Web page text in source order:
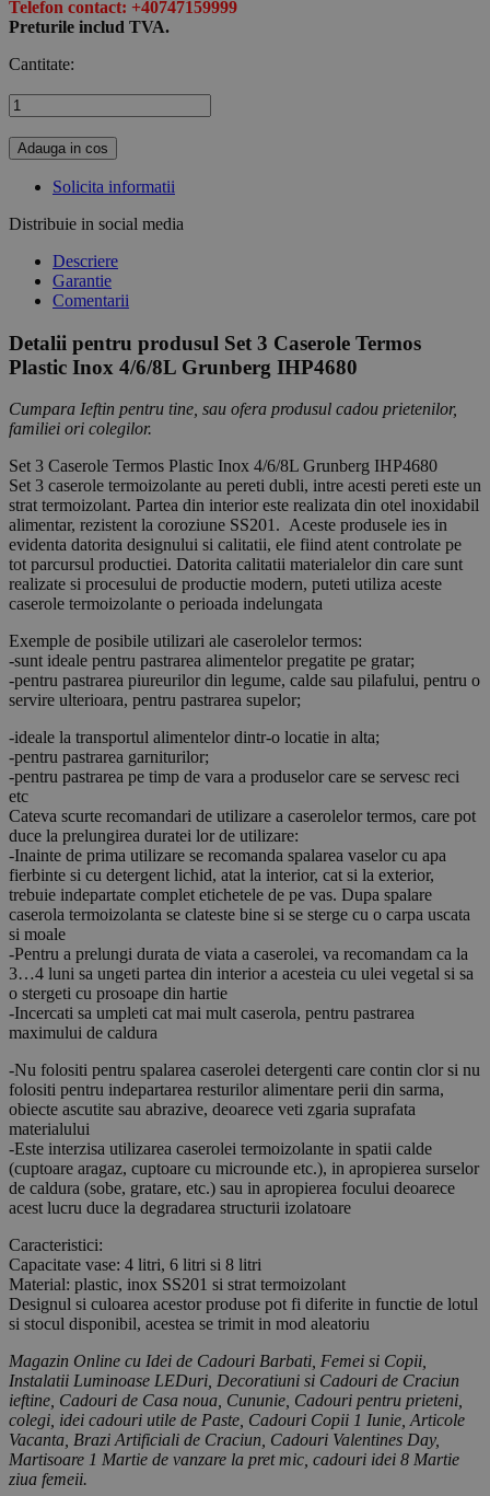
Telefon contact: +40747159999
Preturile includ TVA.
Cantitate:
Adauga in cos
Solicita informatii
Distribuie in social media
Descriere
Garantie
Comentarii
Detalii pentru produsul Set 3 Caserole Termos
Plastic Inox 4/6/8L Grunberg IHP4680
Cumpara Ieftin pentru tine, sau ofera produsul cadou prietenilor,
familiei ori colegilor.
Set 3 Caserole Termos Plastic Inox 4/6/8L Grunberg IHP4680
Set 3 caserole termoizolante au pereti dubli, intre acesti pereti este un
strat termoizolant. Partea din interior este realizata din otel inoxidabil
alimentar, rezistent la coroziune SS201. Aceste produsele ies in
evidenta datorita designului si calitatii, ele fiind atent controlate pe
tot parcursul productiei. Datorita calitatii materialelor din care sunt
realizate si procesului de productie modern, puteti utiliza aceste
caserole termoizolante o perioada indelungata
Exemple de posibile utilizari ale caserolelor termos:
-sunt ideale pentru pastrarea alimentelor pregatite pe gratar;
-pentru pastrarea piureurilor din legume, calde sau pilafului, pentru o
servire ulterioara, pentru pastrarea supelor;
-ideale la transportul alimentelor dintr-o locatie in alta;
-pentru pastrarea garniturilor;
-pentru pastrarea pe timp de vara a produselor care se servesc reci
etc
Cateva scurte recomandari de utilizare a caserolelor termos, care pot
duce la prelungirea duratei lor de utilizare:
-Inainte de prima utilizare se recomanda spalarea vaselor cu apa
fierbinte si cu detergent lichid, atat la interior, cat si la exterior,
trebuie indepartate complet etichetele de pe vas. Dupa spalare
caserola termoizolanta se clateste bine si se sterge cu o carpa uscata
si moale
-Pentru a prelungi durata de viata a caserolei, va recomandam ca la
3…4 luni sa ungeti partea din interior a acesteia cu ulei vegetal si sa
o stergeti cu prosoape din hartie
-Incercati sa umpleti cat mai mult caserola, pentru pastrarea
maximului de caldura
-Nu folositi pentru spalarea caserolei detergenti care contin clor si nu
folositi pentru indepartarea resturilor alimentare perii din sarma,
obiecte ascutite sau abrazive, deoarece veti zgaria suprafata
materialului
-Este interzisa utilizarea caserolei termoizolante in spatii calde
(cuptoare aragaz, cuptoare cu microunde etc.), in apropierea surselor
de caldura (sobe, gratare, etc.) sau in apropierea focului deoarece
acest lucru duce la degradarea structurii izolatoare
Caracteristici:
Capacitate vase: 4 litri, 6 litri si 8 litri
Material: plastic, inox SS201 si strat termoizolant
Designul si culoarea acestor produse pot fi diferite in functie de lotul
si stocul disponibil, acestea se trimit in mod aleatoriu
Magazin Online cu Idei de Cadouri Barbati, Femei si Copii,
Instalatii Luminoase LEDuri, Decoratiuni si Cadouri de Craciun
ieftine, Cadouri de Casa noua, Cununie, Cadouri pentru prieteni,
colegi, idei cadouri utile de Paste, Cadouri Copii 1 Iunie, Articole
Vacanta, Brazi Artificiali de Craciun, Cadouri Valentines Day,
Martisoare 1 Martie de vanzare la pret mic, cadouri idei 8 Martie
ziua femeii.